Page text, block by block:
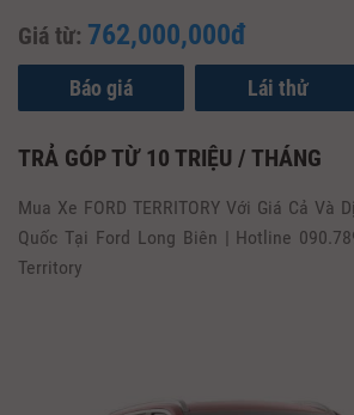
Giá từ: 762,000,000đ
Báo giá Lái thử
TRẢ GÓP TỪ 10 TRIỆU / THÁNG
Mua Xe FORD TERRITORY Với Giá Cả Và
Quốc Tại Ford Long Biên | Hotline
Territory